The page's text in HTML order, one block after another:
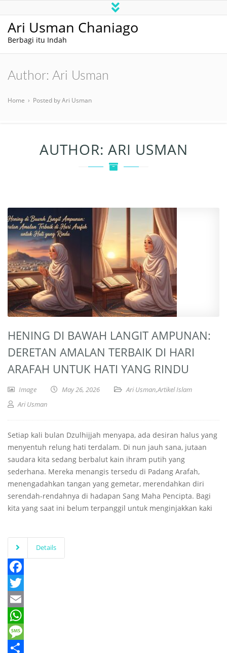
Ari Usman Chaniago
Berbagi itu Indah
Author: Ari Usman
Home › Posted by Ari Usman
AUTHOR: ARI USMAN
HENING DI BAWAH LANGIT AMPUNAN:
DERETAN AMALAN TERBAIK DI HARI
ARAFAH UNTUK HATI YANG RINDU
Image May 26, 2026 Ari Usman,Artikel Islam
Ari Usman
Setiap kali bulan Dzulhijjah menyapa, ada desiran halus yang
menyentuh relung hati terdalam. Di nun jauh sana, jutaan
saudara kita sedang berbalut kain ihram putih yang
sederhana. Mereka menangis tersedu di Padang Arafah,
menengadahkan tangan yang gemetar, merendahkan diri
serendah-rendahnya di hadapan Sang Maha Pencipta. Bagi
kita yang saat ini belum terpanggil untuk menginjakkan kaki
Details
Facebook
Twitter
Email
WhatsApp
Message